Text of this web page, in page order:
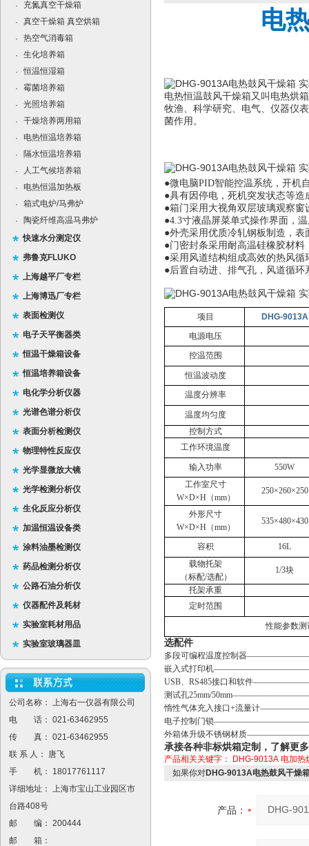
·
充氮真空干燥箱
·
真空干燥箱 真空烘箱
·
热空气消毒箱
·
生化培养箱
·
恒温恒湿箱
·
霉菌培养箱
·
光照培养箱
·
干燥培养两用箱
·
电热恒温培养箱
·
隔水恒温培养箱
·
人工气候培养箱
·
电热恒温加热板
·
箱式电炉/马弗炉
·
陶瓷纤维高温马弗炉
快速水分测定仪
弗鲁克FLUKO
上海越平厂专栏
上海博迅厂专栏
表面检测仪
电子天平衡器类
恒温干燥箱设备
恒温培养箱设备
电化学分析仪器
光谱色谱分析仪
表面分析检测仪
物理特性反应仪
光学显微放大镜
光学检测分析仪
生化反应分析仪
加温恒温设备类
涂料油墨检测仪
药品检测分析仪
公路石油分析仪
仪器配件及耗材
实验室耗材用品
实验室玻璃器皿
公司名称： 上海右一仪器有限公司
电 话： 021-63462955
传 真： 021-63462955
联 系 人： 唐飞
手 机： 18017761117
详细地址： 上海市宝山工业园区市
台路408号
邮 编： 200444
邮 箱：
电
电热恒温鼓风干燥箱又叫电热烘
牧渔、科学研究、电气、仪器仪
菌作用。
●微电脑PID智能控温系统，开机
●具有因停电，死机突发状态等
●箱门采用大视角双层玻璃观察
●4.3寸液晶屏菜单式操作界面，
●外壳采用优质冷轧钢板制造，
●门密封条采用耐高温硅橡胶材
●采用风道结构组成高效的热风
●后置自动进、排气孔，风道循
项目
DHG-9013A
电源电压
控温范围
恒温波动度
温度分辨率
温度均匀度
控制方式
工作环境温度
输入功率
550W
工作室尺寸
W×D×H（mm）
250×260×250
外形尺寸
W×D×H（mm）
535×480×430
容积
16L
载物托架
（标配/选配）
1/3块
托架承重
定时范围
性能参数测
选配件
多段可编程温度控制器
嵌入式打印机
USB、RS485接口和软件
测试孔25mm/
惰性气体充入接口+流量计
电子控制门锁
外箱体升级不锈钢材质
承接各种非标烘箱定制，了解更
产品相关关键字： DHG-9013A 电加热
如果你对DHG-9013A电热鼓风干燥
产品：